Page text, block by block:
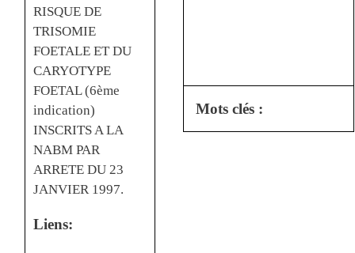
RISQUE DE
TRISOMIE
FOETALE ET DU
CARYOTYPE
FOETAL (6ème
indication)
INSCRITS A LA
NABM PAR
ARRETE DU 23
JANVIER 1997.
Liens:
Mots clés :